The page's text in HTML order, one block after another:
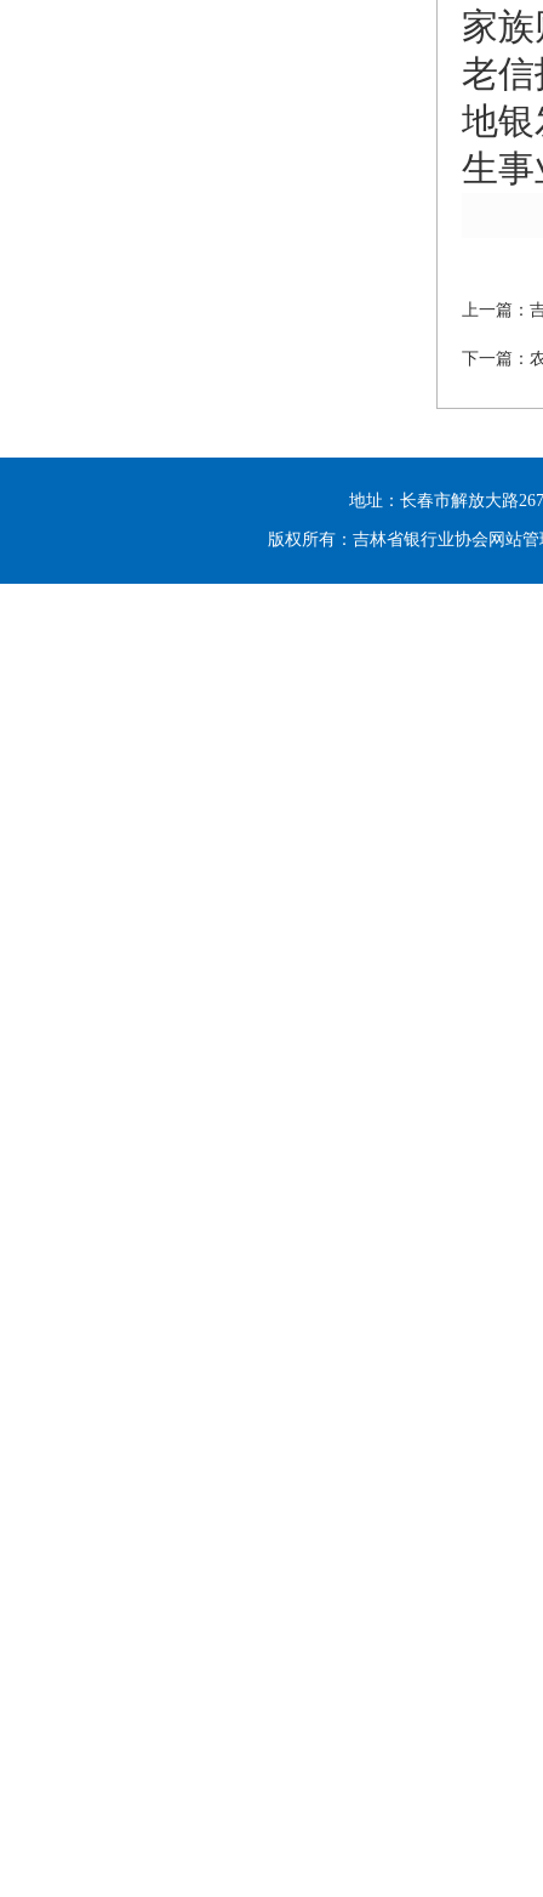
家
老信
地银
生事
上一篇：
下一篇：
地址：长春市解放大路
版权所有：吉林省银行业协会网站